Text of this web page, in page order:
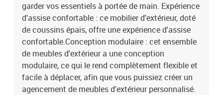
garder vos essentiels à portée de main. Expérience
d'assise confortable : ce mobilier d'extérieur, doté
de coussins épais, offre une expérience d'assise
confortable.Conception modulaire : cet ensemble
de meubles d'extérieur a une conception
modulaire, ce qui le rend complètement flexible et
facile à déplacer, afin que vous puissiez créer un
agencement de meubles d'extérieur personnalisé.